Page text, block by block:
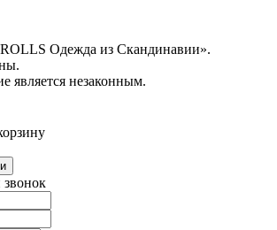
Одежда из Скандинавии».
является незаконным.
звонок